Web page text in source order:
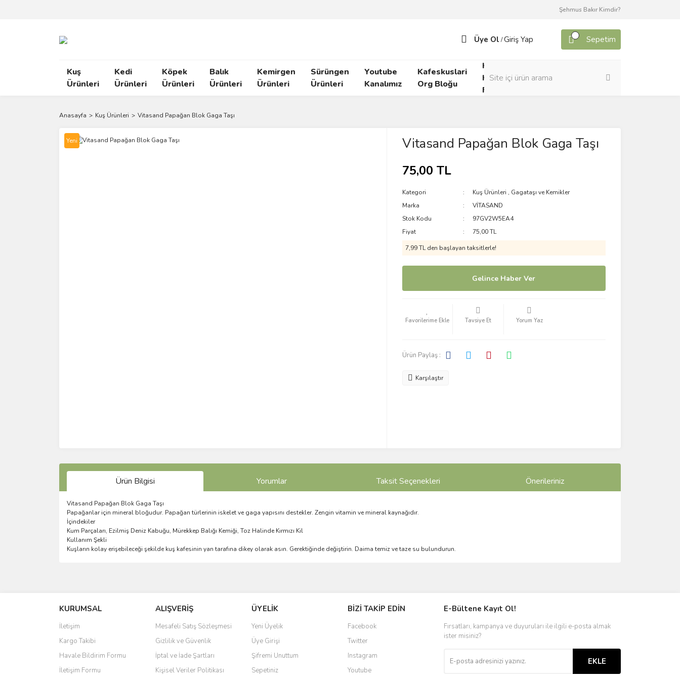
Şehmus Bakır Kimdir?
Üye Ol /Giriş Yap Sepetim
Kuş
Ürünleri
Kedi
Ürünleri
Köpek
Ürünleri
Balık
Ürünleri
Kemirgen
Ürünleri
Sürüngen
Ürünleri
Youtube
Kanalımız
Kafeskuslari
Org Bloğu
Kafes
Kuşları
Forumu
Yem
Anasayfa Kuş Ürünleri Vitasand Papağan Blok Gaga Taşı
Yeni Vitasand Papağan Blok Gaga Taşı
75,00 TL
Kategori Kuş Ürünleri , Gagataşı ve Kemikler
Marka
VİTASAND
Stok Kodu
97GV2W5EA4
Fiyat
75,00 TL
7,99 TL den başlayan taksitlerle!
Gelince Haber Ver
Tavsiye Et Yorum Yaz
Ürün Paylaş :
Karşılaştır
Ürün Bilgisi Yorumlar Taksit Seçenekleri Önerileriniz
Vitasand Papağan Blok Gaga Taşı
Papağanlar için mineral bloğudur. Papağan türlerinin iskelet ve gaga yapısını destekler. Zengin vitamin ve mineral kaynağıdır.
İçindekiler
Kum Parçaları, Ezilmiş Deniz Kabuğu, Mürekkep Balığı Kemiği, Toz Halinde Kırmızı Kil
Kullanım Şekli
Kuşların kolay erişebileceği şekilde kuş kafesinin yan tarafına dikey olarak asın. Gerektiğinde değiştirin. Daima temiz ve taze su bulundurun.
Ürün resmi kalitesiz, bozuk veya görüntülenemiyor.
Ürün açıklamasında eksik bilgiler bulunuyor.
Ürün bilgilerinde hatalar bulunuyor.
Ürün fiyatı diğer sitelerden daha pahalı.
Bu ürüne benzer farklı alternatifler olmalı.
KURUMSAL
İletişim
Kargo Takibi
Havale Bildirim Formu
İletişim Formu
ALIŞVERİŞ
Mesafeli Satış Sözleşmesi
Gizlilik ve Güvenlik
İptal ve İade Şartları
Kişisel Veriler Politikası
ÜYELİK
Yeni Üyelik
Üye Girişi
Şifremi Unuttum
Sepetiniz
BİZİ TAKİP EDİN
Facebook
Twitter
Instagram
Youtube
E-Bültene Kayıt Ol!
Fırsatları, kampanya ve duyuruları ile ilgili e-posta almak
ister misiniz?
EKLE